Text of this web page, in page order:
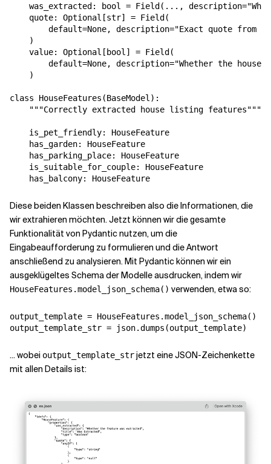
was_extracted: bool = Field(...,
    quote: Optional[str] = Field(
default=None, description="Exact quote from
    )
    value: Optional[bool] = Field(
default=None, description="Whether the house
    )
class HouseFeatures(BaseModel):
    """Correctly extracted house listing features"""
    is_pet_friendly: HouseFeature
    has_garden: HouseFeature
    has_parking_place: HouseFeature
    is_suitable_for_couple: HouseFeature
Diese beiden Klassen beschreiben also die Informationen, die
wir extrahieren möchten. Jetzt können wir die gesamte
Funktionalität von Pydantic nutzen, um die
Eingabeaufforderung zu formulieren und die Antwort
anschließend zu analysieren. Mit Pydantic können wir ein
ausgeklügeltes Schema der Modelle ausdrucken, indem wir
HouseFeatures.model_json_schema() verwenden, etwa so:
output_template = HouseFeatures.model_json_schema()
... wobei output_template_strjetzt eine JSON-Zeichenkette
mit allen Details ist: